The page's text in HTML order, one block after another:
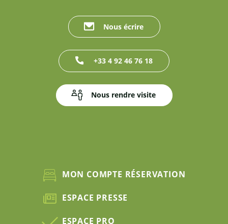
Nous écrire
+33 4 92 46 76 18
Nous rendre visite
MON COMPTE RÉSERVATION
ESPACE PRESSE
ESPACE PRO